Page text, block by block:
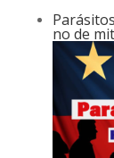
no de